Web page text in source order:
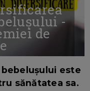
-
de
este
sănătatea sa.